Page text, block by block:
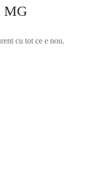
MG
cu tot ce e nou.